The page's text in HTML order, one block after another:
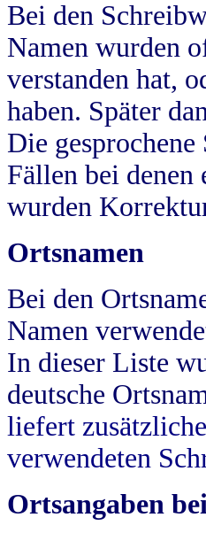
Bei den
Namen wurden
verstanden hat,
haben. Später
Die
Fällen bei
wurden
Ortsnamen
Bei den
Namen
In dieser Liste
deutsche
liefert
verwendeten
Ortsangaben